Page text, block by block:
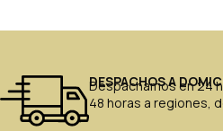
DESPACHOS A
Despachamos en 24
48 horas a regiones,